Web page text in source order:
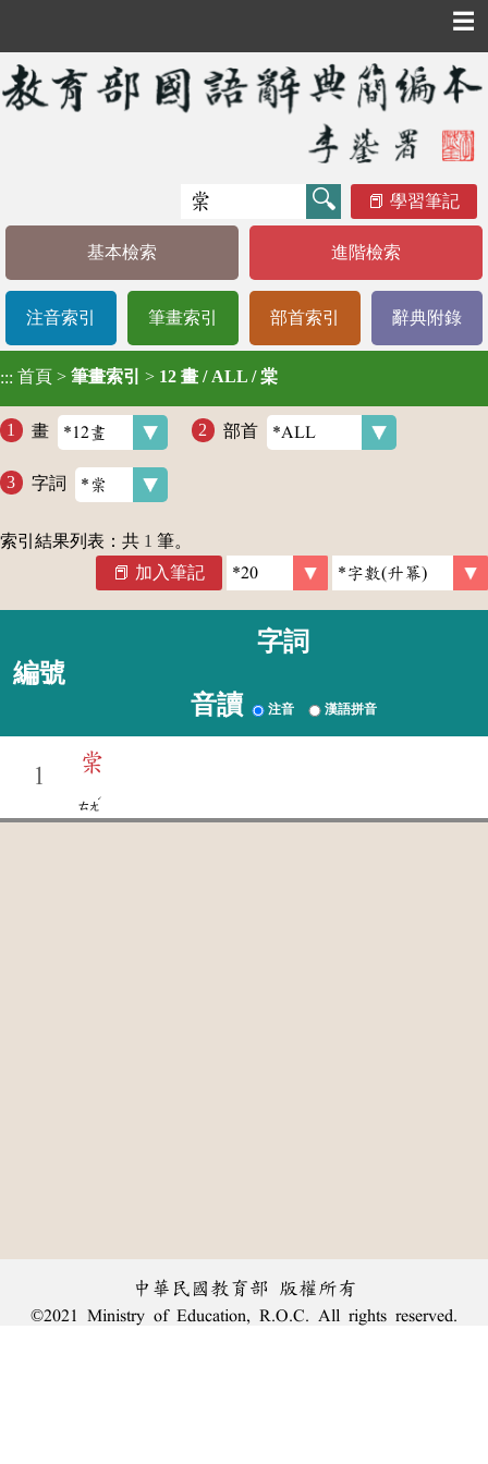
☰
學習筆記
基本檢索 進階檢索
注音索引 筆畫索引 部首索引 辭典附錄
::: 首頁 > 筆畫索引 > 12 畫 / ALL / 棠
畫 部首
字詞
索引結果列表：共 1 筆。
加入筆記
編號
字詞
音讀 注音 漢語拼音
1
棠
ㄊㄤ
ˊ
中華民國教育部 版權所有
©2021 Ministry of Education, R.O.C. All rights reserved.